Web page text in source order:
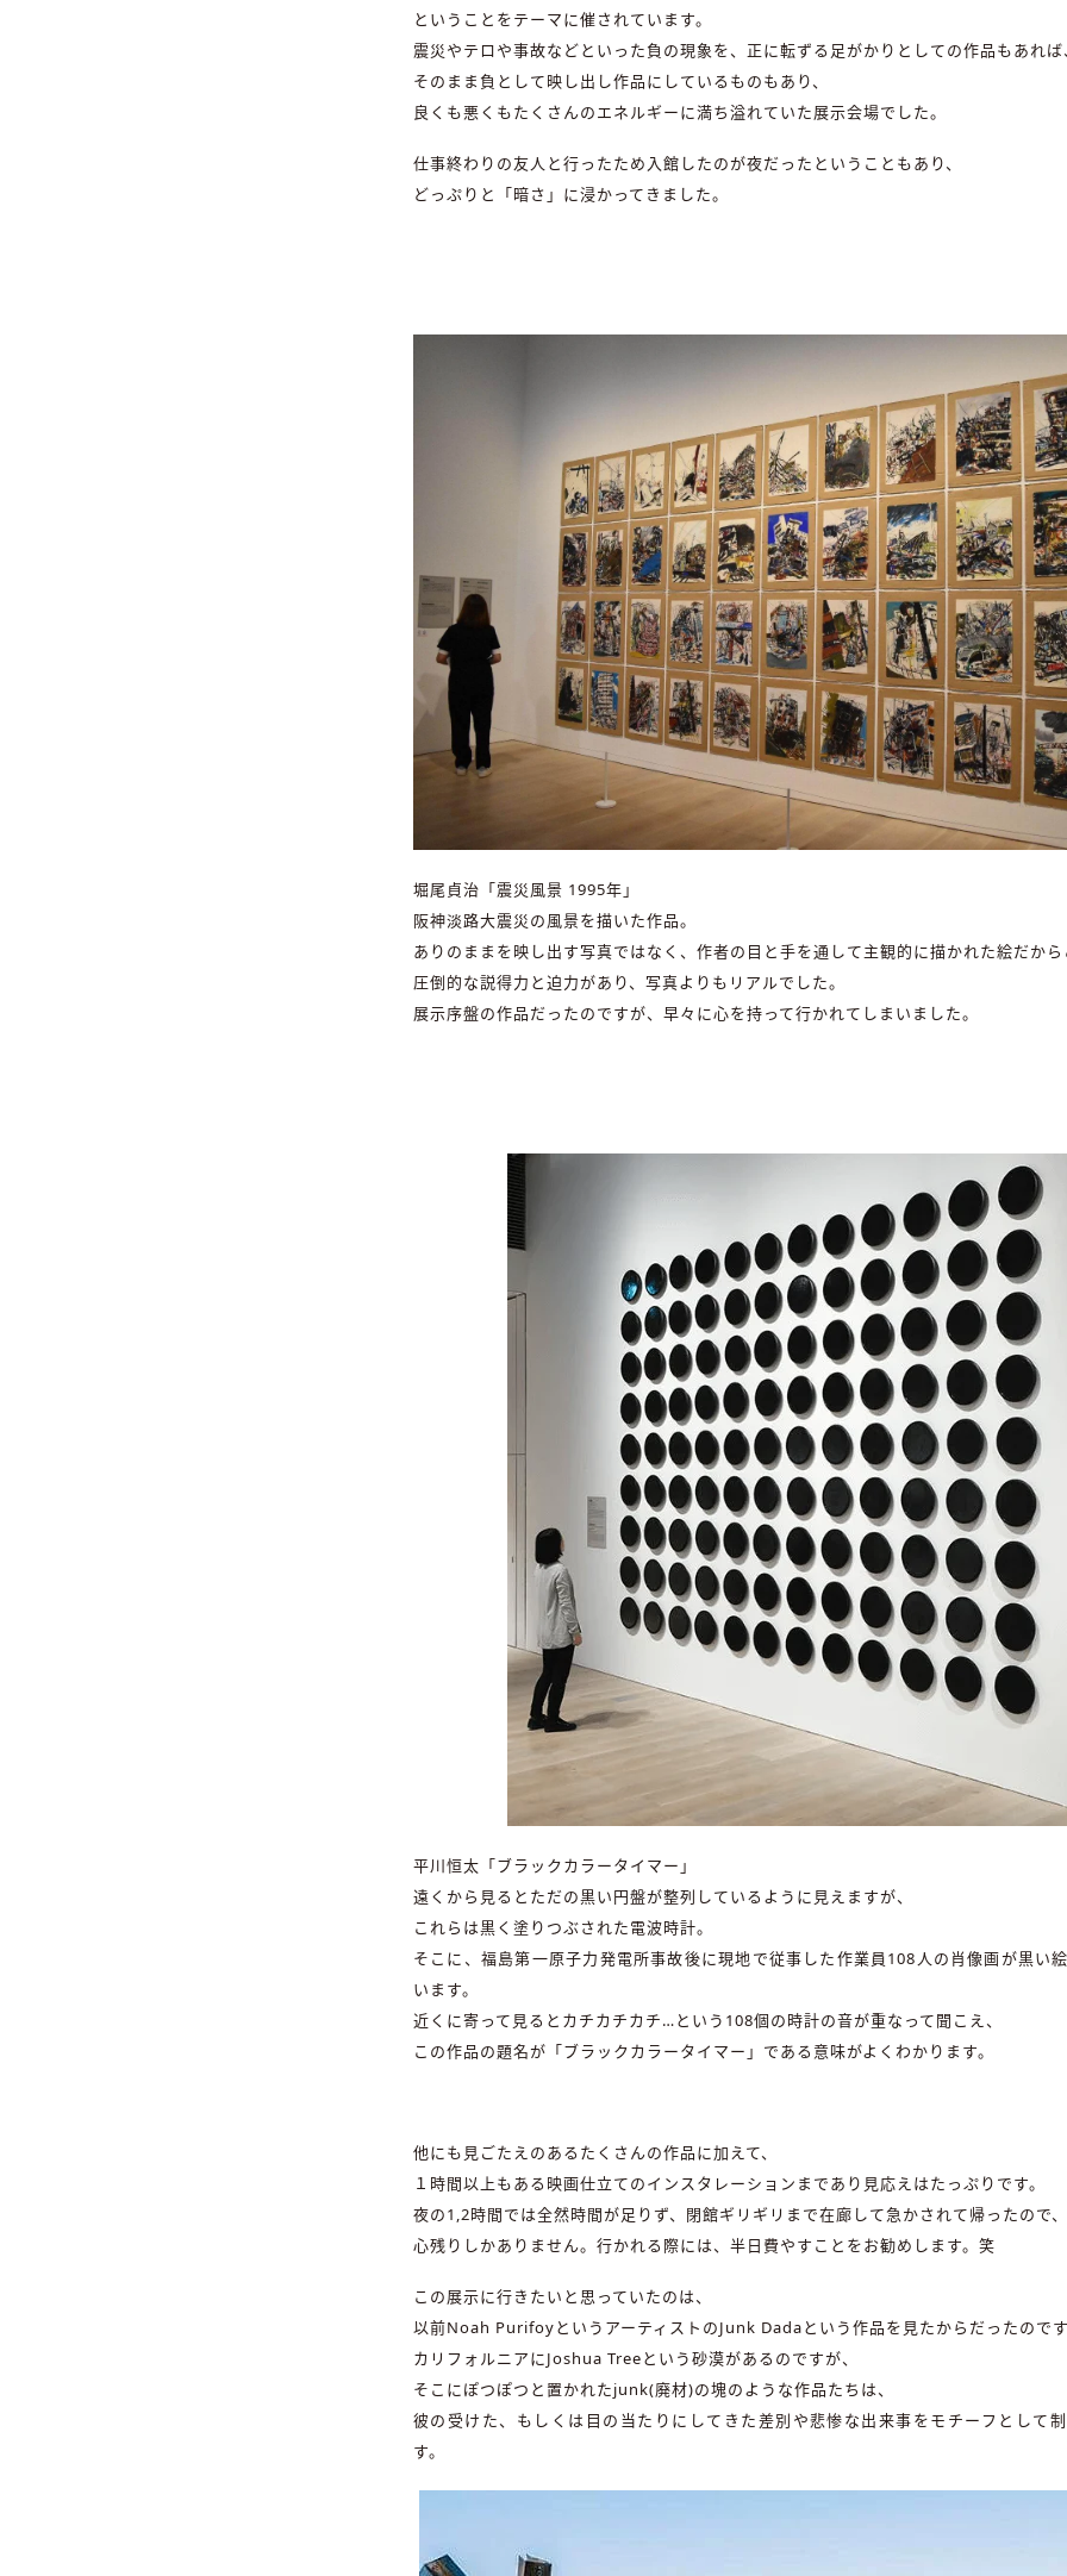
ということをテーマに催されています。
震災やテロや事故などといった負の現象を、正に転ずる足がかりとしての作品もあれば
そのまま負として映し出し作品にしているものもあり、
良くも悪くもたくさんのエネルギーに満ち溢れていた展示会場でした。
仕事終わりの友人と行ったため入館したのが夜だったということもあり、
どっぷりと「暗さ」に浸かってきました。
堀尾貞治「震災風景 1995年」
阪神淡路大震災の風景を描いた作品。
ありのままを映し出す写真ではなく、作者の目と手を通して主観的に描かれた絵だか
圧倒的な説得力と迫力があり、写真よりもリアルでした。
展示序盤の作品だったのですが、早々に心を持って行かれてしまいました。
平川恒太「ブラックカラータイマー」
遠くから見るとただの黒い円盤が整列しているように見えますが、
これらは黒く塗りつぶされた電波時計。
そこに、福島第一原子力発電所事故後に現地で従事した作業員108人の肖像画が黒い
います。
近くに寄って見るとカチカチカチ…という108個の時計の音が重なって聞こえ、
この作品の題名が「ブラックカラータイマー」である意味がよくわかります。
他にも見ごたえのあるたくさんの作品に加えて、
１時間以上もある映画仕立てのインスタレーションまであり見応えはたっぷりです。
夜の1,2時間では全然時間が足りず、閉館ギリギリまで在廊して急かされて帰ったので、
心残りしかありません。行かれる際には、半日費やすことをお勧めします。笑
この展示に行きたいと思っていたのは、
以前Noah PurifoyというアーティストのJunk Dadaという作品を見たからだったので
カリフォルニアにJoshua Treeという砂漠があるのですが、
そこにぽつぽつと置かれたjunk(廃材)の塊のような作品たちは、
彼の受けた、もしくは目の当たりにしてきた差別や悲惨な出来事をモチーフとして
す。